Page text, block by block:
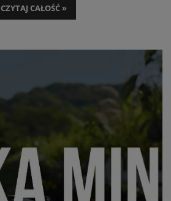
CZYTAJ CAŁOŚĆ »